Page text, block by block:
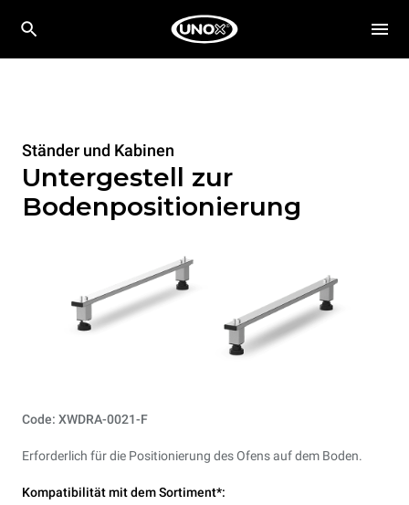
Ständer und Kabinen
Untergestell zur
Bodenpositionierung
Code: XWDRA-0021-F
Erforderlich für die Positionierung des Ofens auf dem Boden.
Kompatibilität mit dem Sortiment*: